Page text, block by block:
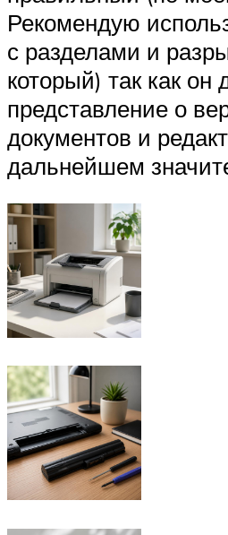
Рекомендую
с разделами и
который) так как он
представление о
документов и
дальнейшем